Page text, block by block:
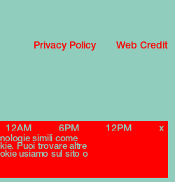
Privacy Policy Web Credit
12AM 6PM 12PM x
simili come
Puoi trovare altre
usiamo sul sito o